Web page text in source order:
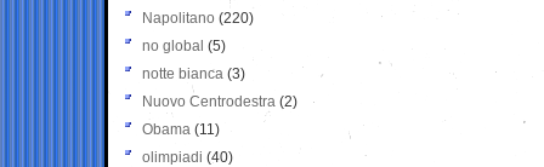
Napolitano (220)
no global (5)
notte bianca (3)
Nuovo Centrodestra (2)
Obama (11)
olimpiadi (40)